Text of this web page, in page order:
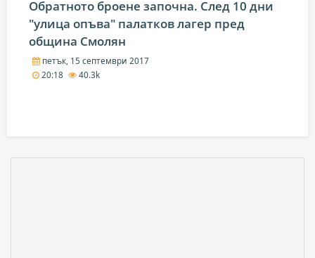
Обратното броене започна. След 10 дни
"улица опъва" палатков лагер пред
община Смолян
петък, 15 септември 2017
20:18
40.3k